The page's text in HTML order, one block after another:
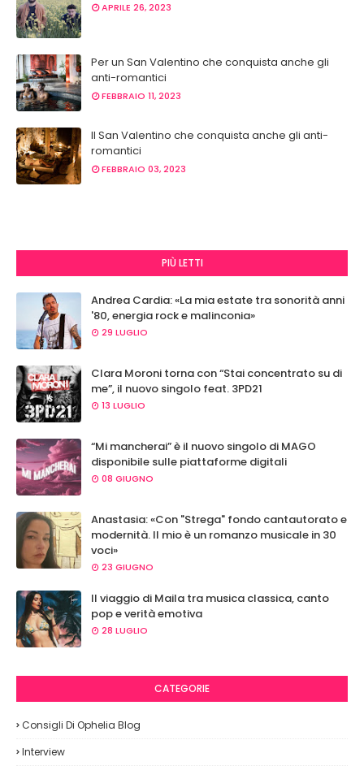
APRILE 26, 2023
Per un San Valentino che conquista anche gli
anti-romantici
FEBBRAIO 11, 2023
Il San Valentino che conquista anche gli anti-
romantici
FEBBRAIO 03, 2023
PIÙ LETTI
Andrea Cardia: «La mia estate tra sonorità anni
'80, energia rock e malinconia»
29 LUGLIO
Clara Moroni torna con “Stai concentrato su di
me”, il nuovo singolo feat. 3PD21
13 LUGLIO
“Mi mancherai” è il nuovo singolo di MAGO
disponibile sulle piattaforme digitali
08 GIUGNO
Anastasia: «Con "Strega" fondo cantautorato e
modernità. Il mio è un romanzo musicale in 30
voci»
23 GIUGNO
Il viaggio di Maila tra musica classica, canto
pop e verità emotiva
28 LUGLIO
CATEGORIE
Consigli Di Ophelia Blog
Interview